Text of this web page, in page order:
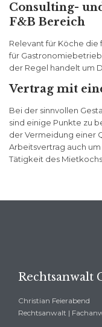
Consulting-
F&B Bereich
Relevant für Köche
für
der Regel handelt um
Vertrag mit
Bei der sinnvollen
sind einige Punkte zu
der Vermeidung einer
Arbeitsvertrag auch
Tätigkeit des
Rechtsanwalt
Christian Feierabend
Rechtsanwalt |